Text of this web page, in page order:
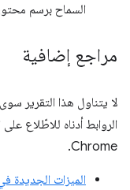
السماح برسم
مراجع إضافية
لا يتناول هذا التقرير
Chrome.